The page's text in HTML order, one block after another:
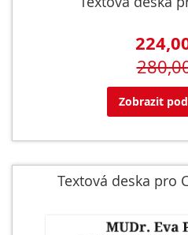
Zobrazit
Textová deska pro